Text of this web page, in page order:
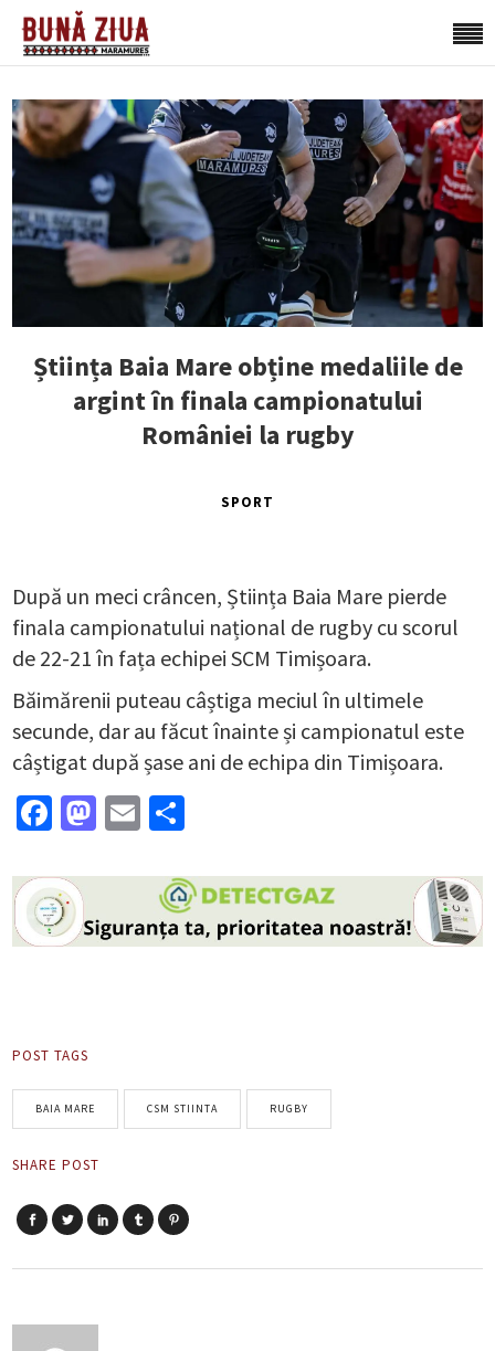
Știința Baia Mare obține medaliile de
argint în finala campionatului
României la rugby
SPORT
După un meci crâncen, Știința Baia Mare pierde
finala campionatului național de rugby cu scorul
de 22-21 în fața echipei SCM Timișoara.
Băimărenii puteau câștiga meciul în ultimele
secunde, dar au făcut înainte și campionatul este
câștigat după șase ani de echipa din Timișoara.
Facebook
Mastodon
Email
POST TAGS
BAIA MARE CSM STIINTA RUGBY
SHARE POST